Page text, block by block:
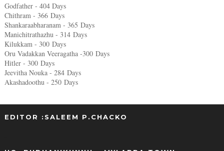
Godfather - 404 Days
Chithram - 366 Days
Shankaraabharanam - 365 Days
Manichitrathazhu - 314 Days
Kilukkam - 300 Days
Oru Vadakkan Veeragatha -300 Days
Hitler - 300 Days
Jeevitha Nouka - 284 Days
Akashadoothu - 250 Days
EDITOR :SALEEM P.CHACKO